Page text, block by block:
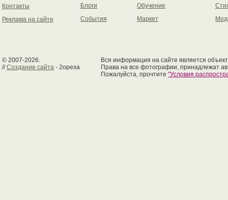
Контакты
Реклама на сайте
Блоги
События
Обучение
Маркет
© 2007-2026.
//Создание сайта - 2opexa
Вся информация на сайте является
Права на все фотографии, принадлежат
Пожалуйста, прочтите "Условия